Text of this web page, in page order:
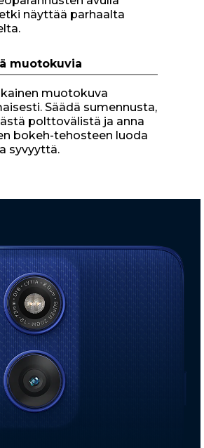
näyttää parhaalta
muotokuvia
muotokuva
Säädä sumennusta,
polttovälistä ja anna
bokeh-tehosteen luoda
syvyyttä.